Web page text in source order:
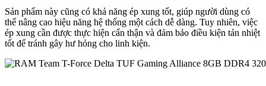
Sản phẩm này cũng có khả năng ép xung tốt, giúp người dùng có
thể nâng cao hiệu năng hệ thống một cách dễ dàng. Tuy nhiên, việc
ép xung cần được thực hiện cẩn thận và đảm bảo điều kiện tản nhiệt
tốt để tránh gây hư hỏng cho linh kiện.